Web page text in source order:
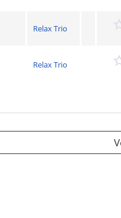
Relax Trio
Relax Trio